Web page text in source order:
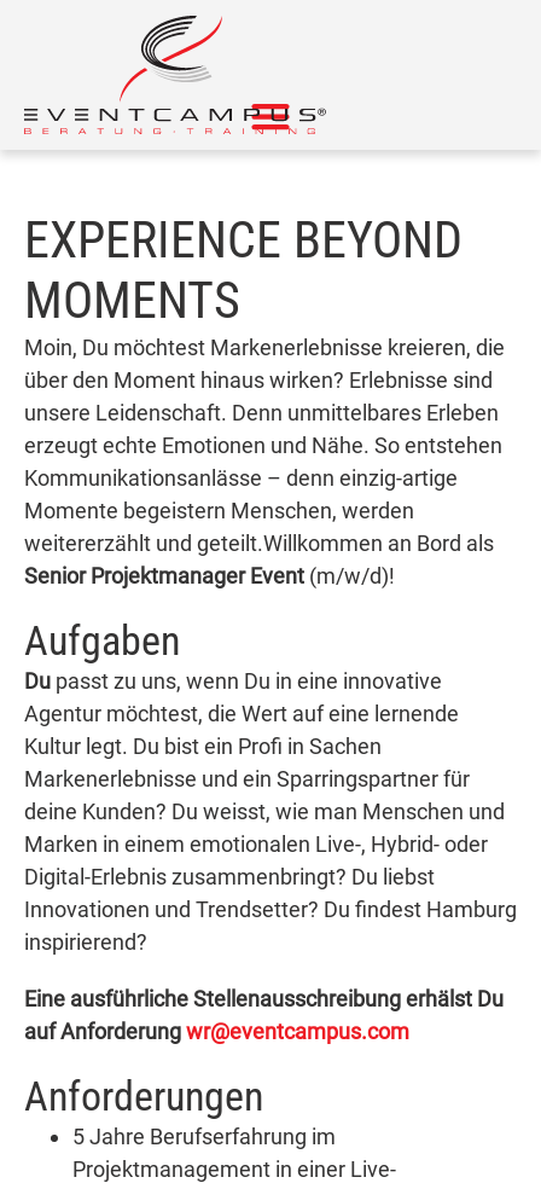
EXPERIENCE BEYOND
MOMENTS
Moin, Du möchtest Markenerlebnisse kreieren, die
über den Moment hinaus wirken? Erlebnisse sind
unsere Leidenschaft. Denn unmittelbares Erleben
erzeugt echte Emotionen und Nähe. So entstehen
Kommunikationsanlässe – denn einzig-artige
Momente begeistern Menschen, werden
weitererzählt und geteilt.Willkommen an Bord als
Senior Projektmanager Event (m/w/d)!
Aufgaben
Du passt zu uns, wenn Du in eine innovative
Agentur möchtest, die Wert auf eine lernende
Kultur legt. Du bist ein Profi in Sachen
Markenerlebnisse und ein Sparringspartner für
deine Kunden? Du weisst, wie man Menschen und
Marken in einem emotionalen Live-, Hybrid- oder
Digital-Erlebnis zusammenbringt? Du liebst
Innovationen und Trendsetter? Du findest Hamburg
inspirierend?
Eine ausführliche Stellenausschreibung erhälst Du
auf Anforderungwr@eventcampus.com
Anforderungen
5 Jahre Berufserfahrung im
Projektmanagement in einer Live-